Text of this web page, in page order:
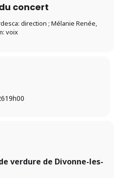
concert
direction ; Mélanie Renée,
voix
19h00
verdure de Divonne-les-